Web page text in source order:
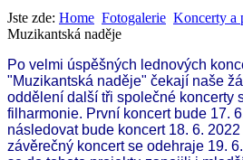
Jste zde: Home Fotogalerie Koncerty a
Muzikantská naděje
Po velmi úspěšných lednových
"Muzikantská naděje" čekají naše
oddělení další tři společné koncerty
filharmonie. První koncert bude 17.
následovat bude koncert 18. 6.
závěrečný koncert se odehraje 19.